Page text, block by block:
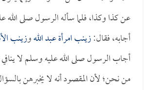
عن كذا وكذا، فلما سأله الرسول صلى الله
أجابه، فقال:زينب امرأة عبد اللهوزينب
أجاب الرسول صلى الله عليه وسلم لا ينافي
من نحن؛ لأن المقصود أنه لا يخبرهن